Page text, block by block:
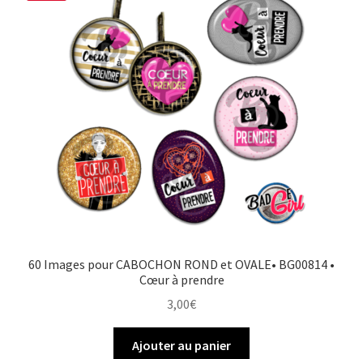
60 Images pour CABOCHON ROND et OVALE• BG00814 •
Cœur à prendre
3,00€
Ajouter au panier